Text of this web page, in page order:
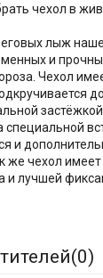
чехол в
лыж
и
Чехол
специальной
и
же чехол
и лучшей
0)